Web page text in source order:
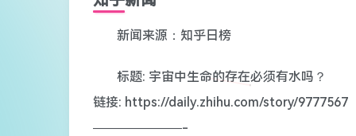
新闻来源：知乎日榜
标题: 宇宙中生命的存在必须有水吗？
链接: https://daily.zhihu.com/story/9777567
———————-